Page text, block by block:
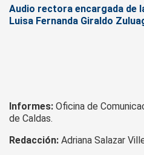
Audio rectora encargada de
Luisa Fernanda Giraldo
Informes: Oficina de
de Caldas.
Redacción: Adriana Salazar